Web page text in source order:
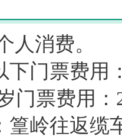
人消费。
下门票费用
门票费用：
篁岭往返缆